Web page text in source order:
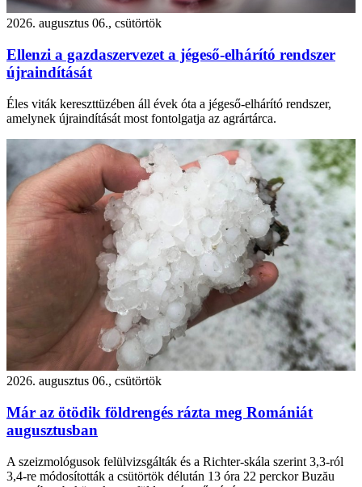
2026. augusztus 06., csütörtök
Ellenzi a gazdaszervezet a jégeső-elhárító rendszer
újraindítását
Éles viták kereszttüzében áll évek óta a jégeső-elhárító rendszer,
amelynek újraindítását most fontolgatja az agrártárca.
2026. augusztus 06., csütörtök
Már az ötödik földrengés rázta meg Romániát
augusztusban
A szeizmológusok felülvizsgálták és a Richter-skála szerint 3,3-ról
3,4-re módosították a csütörtök délután 13 óra 22 perckor Buzău